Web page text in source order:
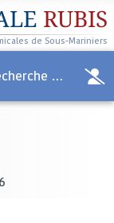
RUBIS
de Sous-Mariniers